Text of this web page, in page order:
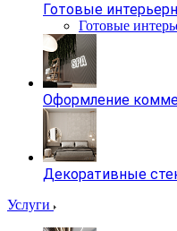
Готовые
Готовые
Оформление
Декоративные
Услуги